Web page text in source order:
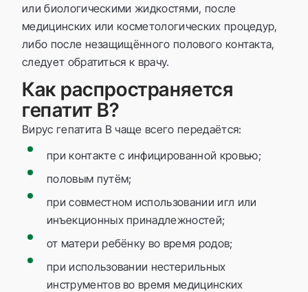
или биологическими жидкостями, после
медицинских или косметологических процедур,
либо после незащищённого полового контакта,
следует обратиться к врачу.
Как распространяется
гепатит B?
Вирус гепатита B чаще всего передаётся:
при контакте с инфицированной кровью;
половым путём;
при совместном использовании игл или
инъекционных принадлежностей;
от матери ребёнку во время родов;
при использовании нестерильных
инструментов во время медицинских